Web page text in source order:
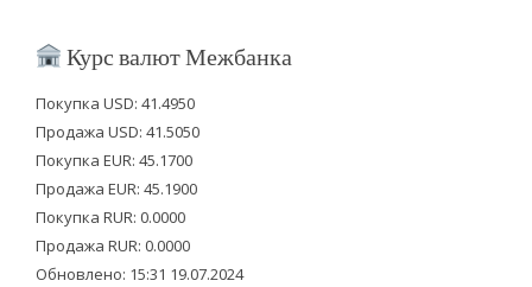
i
t
e
r
c
b
o
o
k
u
u
b
e
Курс валют Межбанка
Покупка USD: 41.4950
Продажа USD: 41.5050
Покупка EUR: 45.1700
Продажа EUR: 45.1900
Покупка RUR: 0.0000
Продажа RUR: 0.0000
Обновлено: 15:31 19.07.2024